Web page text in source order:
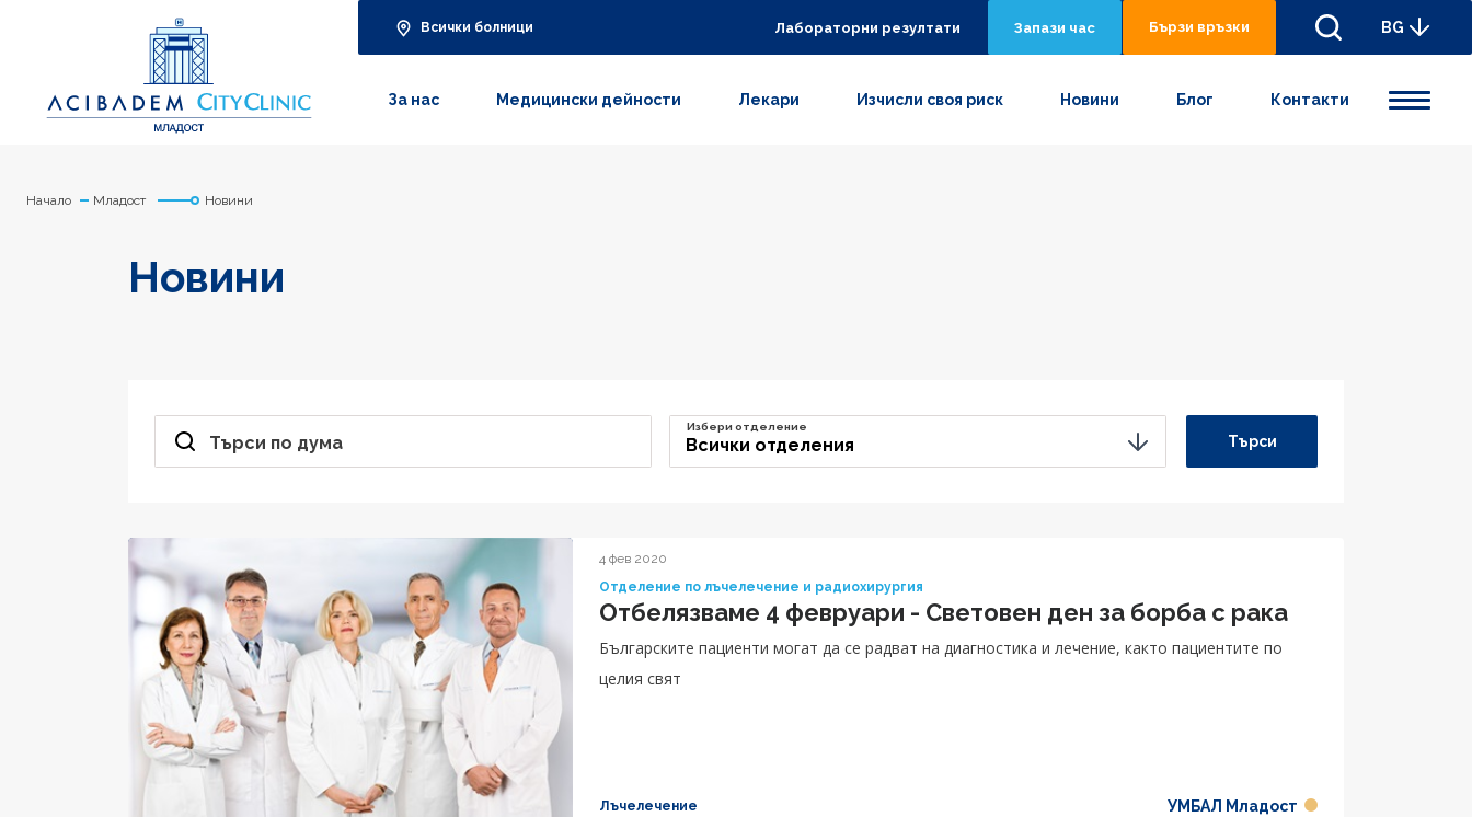
Всички болници Лабораторни резултати Запази час Бързи връзки BG
За нас Медицински дейности Лекари Изчисли своя риск Новини Блог Контакти
Начало Младост Новини
Новини
Търси по дума Всички отделения
Избери отделение
Търси
4 фев 2020
Отделение по лъчелечение и радиохирургия
Отбелязваме 4 февруари - Световен ден за борба с рака
Българските пациенти могат да се радват на диагностика и лечение, както пациентите по
целия свят
Лъчелечение УМБАЛ Младост